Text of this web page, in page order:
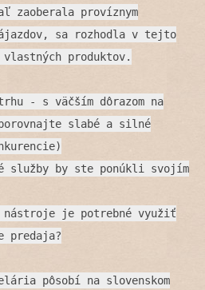
zaoberala províznym
sa rozhodla v tejto
produktov.
- s väčším dôrazom na
slabé a silné
služby by ste ponúkli svojím
nástroje je potrebné využiť
predaja?
pôsobí na slovenskom